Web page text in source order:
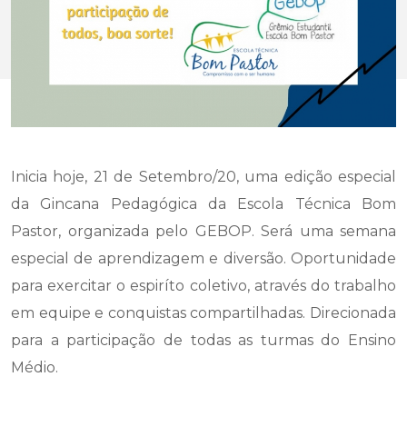
Inicia hoje, 21 de Setembro/20, uma edição especial
da Gincana Pedagógica da Escola Técnica Bom
Pastor, organizada pelo GEBOP. Será uma semana
especial de aprendizagem e diversão. Oportunidade
para exercitar o espiríto coletivo, através do trabalho
em equipe e conquistas compartilhadas. Direcionada
para a participação de todas as turmas do Ensino
Médio.